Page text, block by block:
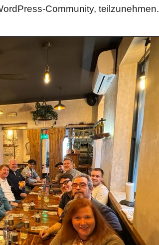
Community, teilzunehmen.